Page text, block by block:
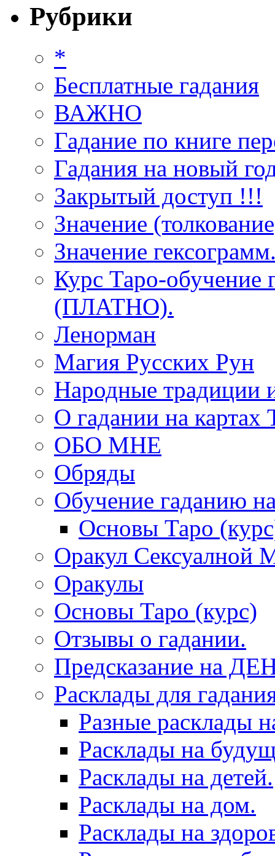
Рубрики
*
Бесплатные гадания
ВАЖНО
Гадание по книге
Гадания на новый
Закрытый доступ !!!
Значение
Значение
Курс Таро-обучение
(ПЛАТНО).
Ленорман
Магия Русских Рун
Народные традиции
О гадании на картах
ОБО МНЕ
Обряды
Обучение гаданию
Основы Таро
Оракул Сексуалной
Оракулы
Основы Таро (курс)
Отзывы о гадании.
Предсказание на
Расклады для
Разные расклады
Расклады на
Расклады на детей.
Расклады на дом.
Расклады на